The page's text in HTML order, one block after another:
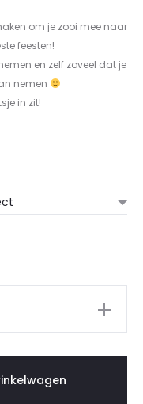
om je zooi mee naar
feesten!
en zelf zoveel dat je
nemen
in zit!